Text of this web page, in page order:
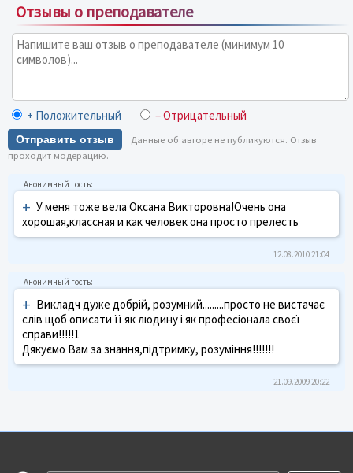
Отзывы о преподавателе
+ Положительный – Отрицательный
Отправить отзыв
Данные об авторе не публикуются. Отзыв
проходит модерацию.
+ У меня тоже вела Оксана Викторовна!Очень она
хорошая,классная и как человек она просто прелесть
12.08.2010 21:04
+ Викладч дуже добрій, розумний.........просто не вистачає
слів щоб описати її як людину і як професіонала своєї
справи!!!!!1
Дякуємо Вам за знання,підтримку, розуміння!!!!!!!
21.09.2009 20:22